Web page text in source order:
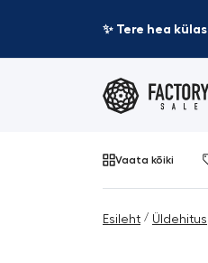
✨ Tere hea
Vaata kõiki
Esileht / Üldehitus